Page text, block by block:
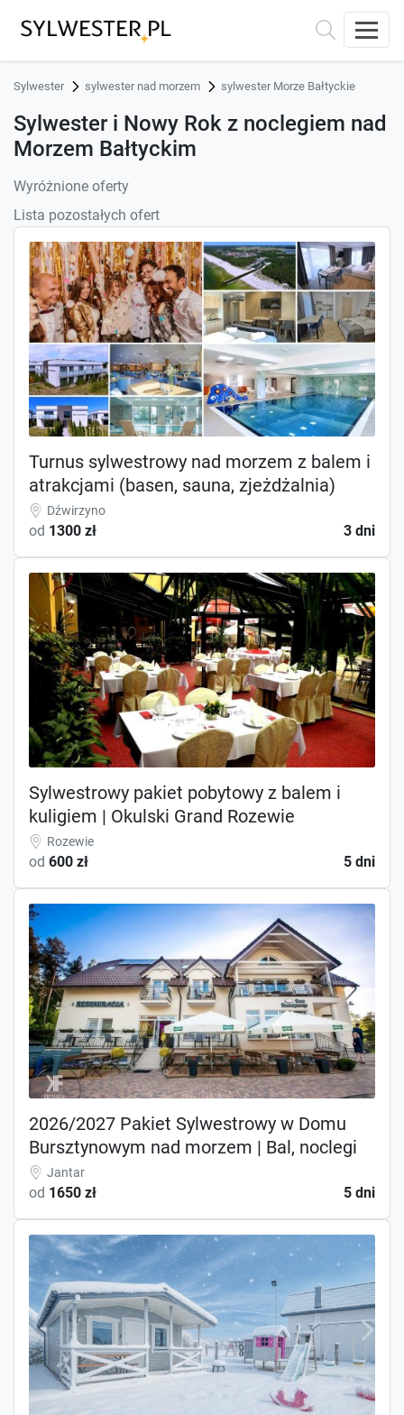
Sylwester sylwester nad morzem sylwester Morze Bałtyckie
Sylwester i Nowy Rok z noclegiem nad
Morzem Bałtyckim
Wyróżnione oferty
Lista pozostałych ofert
Turnus sylwestrowy nad morzem z balem i
atrakcjami (basen, sauna, zjeżdżalnia)
Dźwirzyno
od 1300 zł 3 dni
Sylwestrowy pakiet pobytowy z balem i
kuligiem | Okulski Grand Rozewie
Rozewie
od 600 zł 5 dni
2026/2027 Pakiet Sylwestrowy w Domu
Bursztynowym nad morzem | Bal, noclegi
Jantar
od 1650 zł 5 dni